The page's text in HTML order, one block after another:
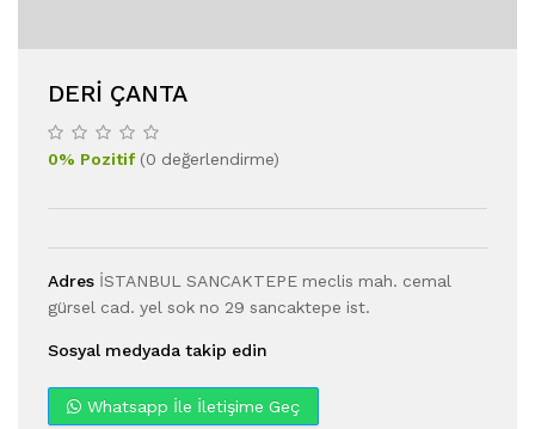
DERI ÇANTA
0% Pozitif(0 değerlendirme)
Adres İSTANBUL SANCAKTEPE meclis mah. cemal
gürsel cad. yel sok no 29 sancaktepe ist.
Sosyal medyada takip edin
Whatsapp İle İletişime Geç